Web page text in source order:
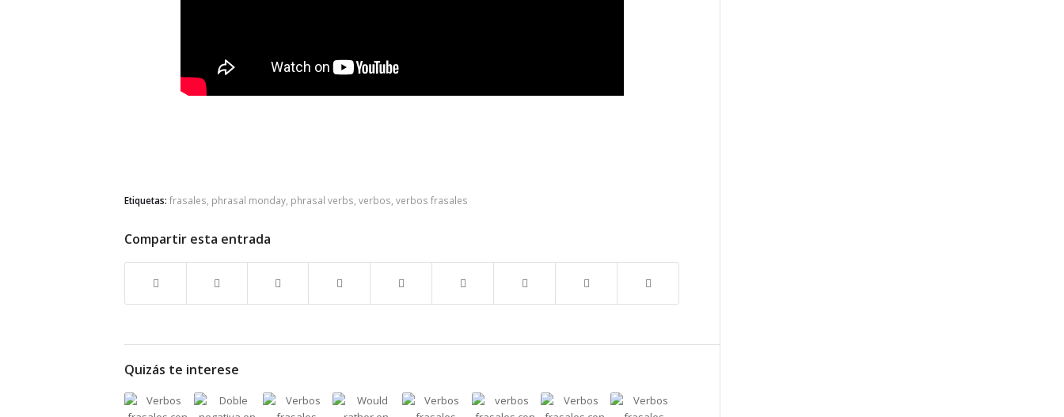
Etiquetas: frasales, phrasal monday, phrasal verbs, verbos, verbos frasales
Compartir esta entrada
Quizás te interese